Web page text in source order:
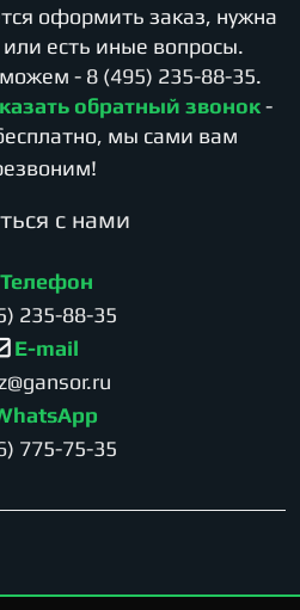
оформить заказ, нужна
есть иные вопросы.
- 8 (495) 235-88-35.
обратный звонок -
мы сами вам
с нами
Телефон
235-88-35
E-mail
775-75-35